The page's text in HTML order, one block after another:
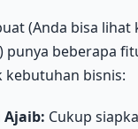
(Anda bisa lihat
) punya beberapa
kebutuhan bisnis:
Ajaib: Cukup